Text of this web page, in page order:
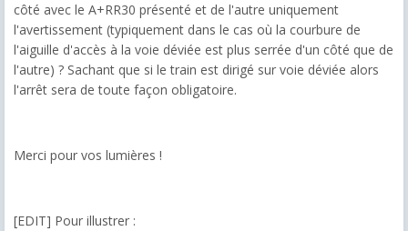
côté avec le A+RR30 présenté et de l'autre uniquement
l'avertissement (typiquement dans le cas où la courbure de
l'aiguille d'accès à la voie déviée est plus serrée d'un côté que de
l'autre) ? Sachant que si le train est dirigé sur voie déviée alors
l'arrêt sera de toute façon obligatoire.
Merci pour vos lumières !
[EDIT] Pour illustrer :